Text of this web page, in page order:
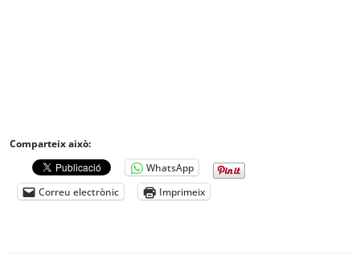
Comparteix això:
WhatsApp
Correu electrònic
Imprimeix